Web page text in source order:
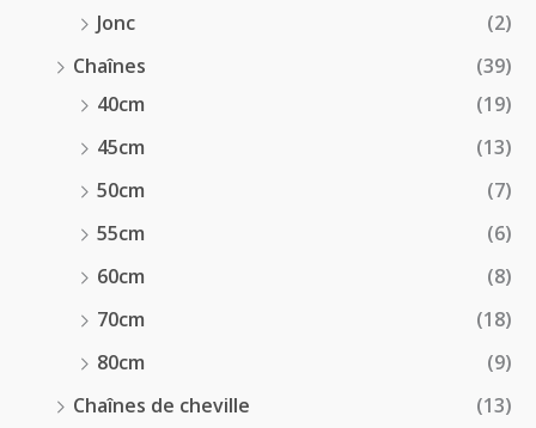
Jonc
(2)
Chaînes
(39)
40cm
(19)
45cm
(13)
50cm
(7)
55cm
(6)
60cm
(8)
70cm
(18)
80cm
(9)
Chaînes de cheville
(13)